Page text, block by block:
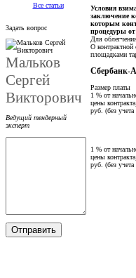
Все статьи
Задать вопрос
Мальков
Сергей
Викторович
Ведущий тендерный
эксперт
Условия
заключение
которым
процедуры
Для
О контрактной
площадками
Сбербанк-
Размер платы
1 % от
цены
руб. (без
1 % от
цены
руб. (без